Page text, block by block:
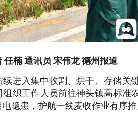
任楠 通讯员 宋伟龙 德州报道
续进入集中收割、烘干、存储关
组织工作人员前往神头镇高标准
隐患，护航一线麦收作业有序